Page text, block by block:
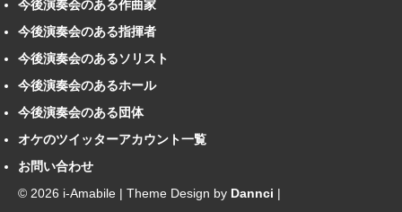
今後演奏会のある作曲家
今後演奏会のある指揮者
今後演奏会のあるソリスト
今後演奏会のあるホール
今後演奏会のある団体
オケのツイッターアカウント一覧
お問い合わせ
© 2026 i-Amabile | Theme Design by Dannci |